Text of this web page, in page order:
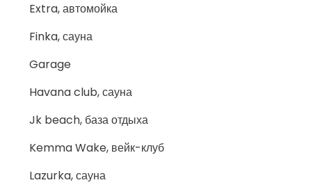
Extra, автомойка
Finka, сауна
Garage
Havana club, сауна
Jk beach, база отдыха
Kemma Wake, вейк-клуб
Lazurka, сауна